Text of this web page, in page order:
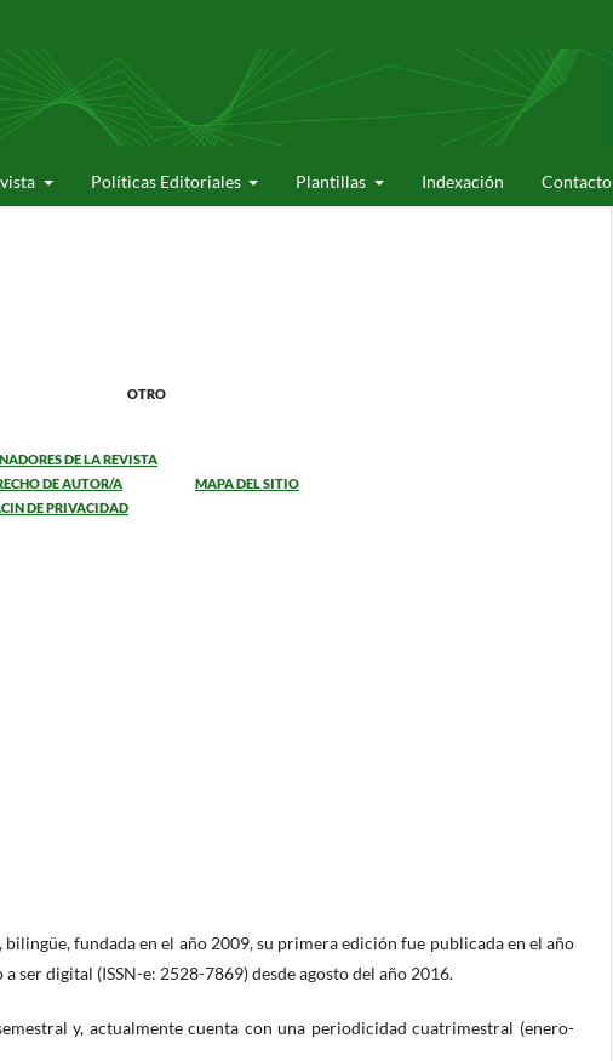
Políticas Editoriales Plantillas Indexación Contacto
OTRO
DE LA REVISTA
DE AUTOR/A
MAPA DEL SITIO
DE PRIVACIDAD
fundada en el año 2009, su primera edición fue publicada en el año
ser digital (ISSN-e: 2528-7869) desde agosto del año 2016.
y, actualmente cuenta con una periodicidad cuatrimestral (enero-